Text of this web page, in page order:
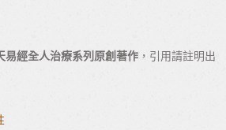
易經全人治療系列原創著作 ，引用請註明出